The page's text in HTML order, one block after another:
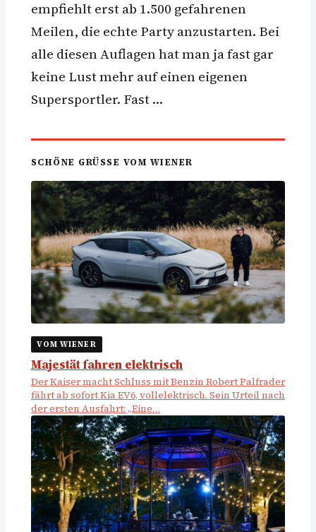
empfiehlt erst ab 1.500 gefahrenen
Meilen, die echte Party anzustarten. Bei
alle diesen Auflagen hat man ja fast gar
keine Lust mehr auf einen eigenen
Supersportler. Fast …
SCHÖNE GRÜSSE VOM WIENER
VOM WIENER
Majestät fahren elektrisch
Der Kaiser macht Schluss mit Benzin Robert Palfrader
fährt ab sofort Kia EV6, vollelektrisch. Sein Urteil nach
der ersten Ausfahrt: „Eine…